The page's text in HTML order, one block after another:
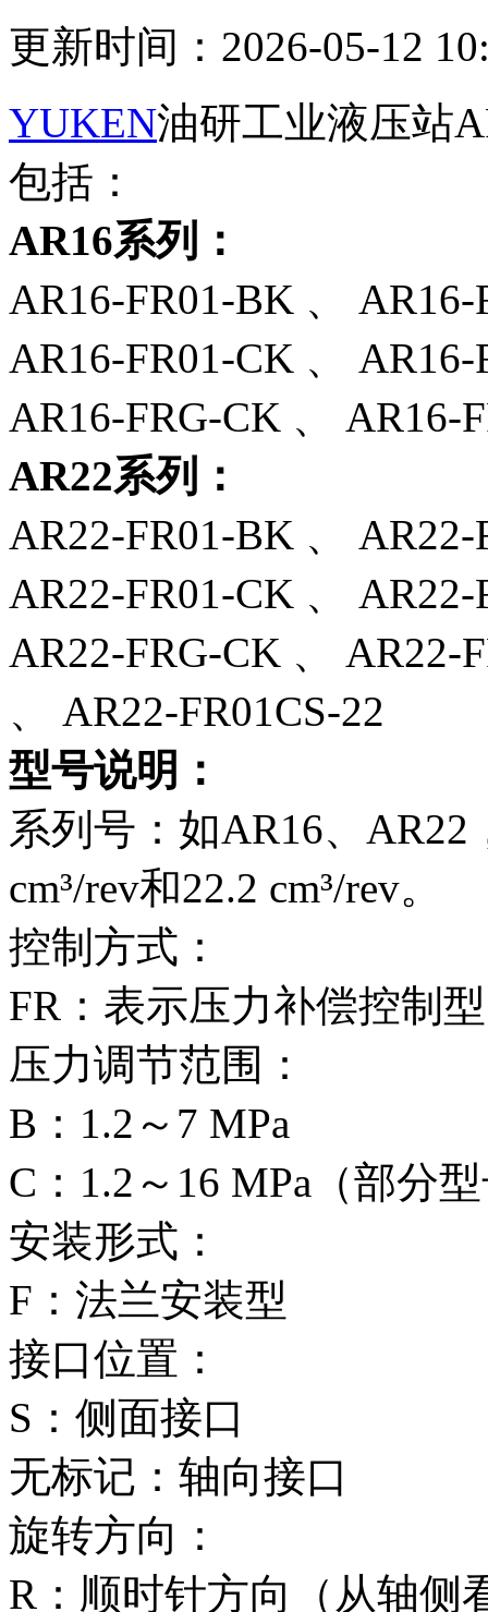
更新时间：2026-05-12
YUKEN油研工业液压站
包括‌：
AR16系列‌：
AR16-FR01-BK‌ 、
AR16-FR01-CK‌‌ 、
AR16-FRG-CK‌‌ 、 AR16-
AR22系列‌：
AR22-FR01-BK‌‌ 、
AR22-FR01-CK‌‌ 、
AR22-FRG-CK‌‌ 、 AR22-
、 AR22-FR01CS-22‌
型号说明‌：
系列号‌：如AR16、
cm³/rev和22.2 cm³/rev。
控制方式‌：
FR‌：表示压力补偿控制
压力调节范围‌：
B‌：1.2～7 MPa
C‌：1.2～16 MPa（部分
安装形式‌：
F‌：法兰安装型
接口位置‌：
S‌：侧面接口
无标记‌：轴向接口
旋转方向‌：
R‌：顺时针方向（从轴侧